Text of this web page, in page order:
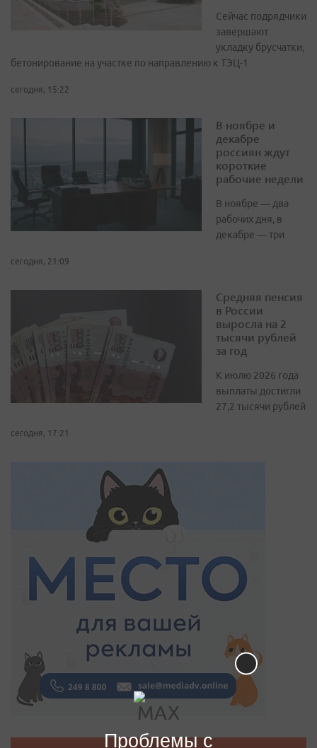
Сейчас подрядчики
завершают
укладку брусчатки,
бетонирование на участке по направлению к ТЭЦ-1
сегодня, 15:22
В ноябре и
декабре
россиян ждут
короткие
рабочие недели
В ноябре — два
рабочих дня, в
декабре — три
сегодня, 21:09
Средняя пенсия
в России
выросла на 2
тысячи рублей
за год
К июлю 2026 года
выплаты достигли
27,2 тысячи рублей
сегодня, 17:21
Проблемы с